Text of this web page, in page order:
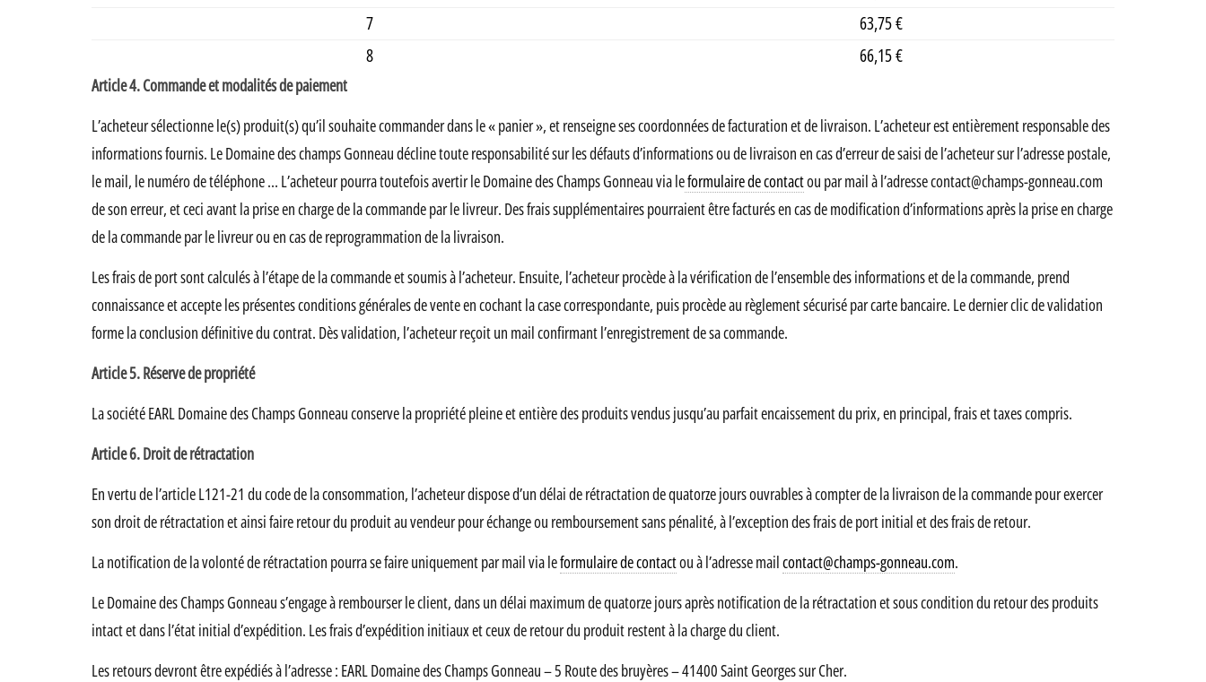
7
63,75 €
8
66,15 €
Article 4. Commande et modalités de paiement
L’acheteur sélectionne le(s) produit(s) qu’il souhaite commander dans le « panier », et renseigne ses coordonnées de facturation et de livraison. L’acheteur est entièrement responsable des
informations fournis. Le Domaine des champs Gonneau décline toute responsabilité sur les défauts d’informations ou de livraison en cas d’erreur de saisi de l’acheteur sur l’adresse postale,
le mail, le numéro de téléphone … L’acheteur pourra toutefois avertir le Domaine des Champs Gonneau via leformulaire de contactou par mail à l’adresse contact@champs-gonneau.com
de son erreur, et ceci avant la prise en charge de la commande par le livreur. Des frais supplémentaires pourraient être facturés en cas de modification d’informations après la prise en charge
de la commande par le livreur ou en cas de reprogrammation de la livraison.
Les frais de port sont calculés à l’étape de la commande et soumis à l’acheteur. Ensuite, l’acheteur procède à la vérification de l’ensemble des informations et de la commande, prend
connaissance et accepte les présentes conditions générales de vente en cochant la case correspondante, puis procède au règlement sécurisé par carte bancaire. Le dernier clic de validation
forme la conclusion définitive du contrat. Dès validation, l’acheteur reçoit un mail confirmant l’enregistrement de sa commande.
Article 5. Réserve de propriété
La société EARL Domaine des Champs Gonneau conserve la propriété pleine et entière des produits vendus jusqu’au parfait encaissement du prix, en principal, frais et taxes compris.
Article 6. Droit de rétractation
En vertu de l’article L121-21 du code de la consommation, l’acheteur dispose d’un délai de rétractation de quatorze jours ouvrables à compter de la livraison de la commande pour exercer
son droit de rétractation et ainsi faire retour du produit au vendeur pour échange ou remboursement sans pénalité, à l’exception des frais de port initial et des frais de retour.
La notification de la volonté de rétractation pourra se faire uniquement par mail via leformulaire de contactou à l’adresse mailcontact@champs-gonneau.com.
Le Domaine des Champs Gonneau s’engage à rembourser le client, dans un délai maximum de quatorze jours après notification de la rétractation et sous condition du retour des produits
intact et dans l’état initial d’expédition. Les frais d’expédition initiaux et ceux de retour du produit restent à la charge du client.
Les retours devront être expédiés à l’adresse : EARL Domaine des Champs Gonneau – 5 Route des bruyères – 41400 Saint Georges sur Cher.